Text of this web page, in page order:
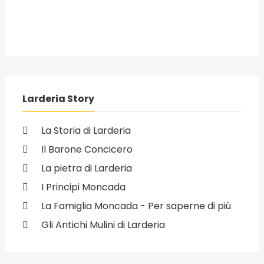
Larderia Story
La Storia di Larderia
Il Barone Concicero
La pietra di Larderia
I Principi Moncada
La Famiglia Moncada - Per saperne di più
Gli Antichi Mulini di Larderia